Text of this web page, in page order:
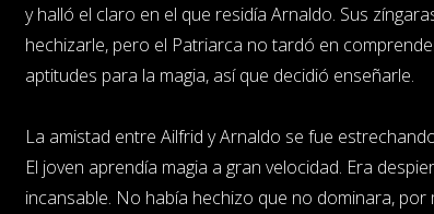
y halló el claro en el que residía Arnaldo. Sus
hechizarle, pero el Patriarca no tardó en
aptitudes para la magia, así que decidió enseñarle.
La amistad entre Ailfrid y Arnaldo se fue
El joven aprendía magia a gran velocidad. Era
incansable. No había hechizo que no dominara, por